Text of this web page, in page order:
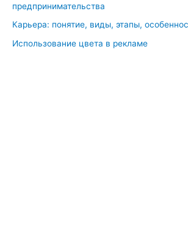
предпринимательства
Карьера: понятие, виды, этапы,
Использование цвета в рекламе